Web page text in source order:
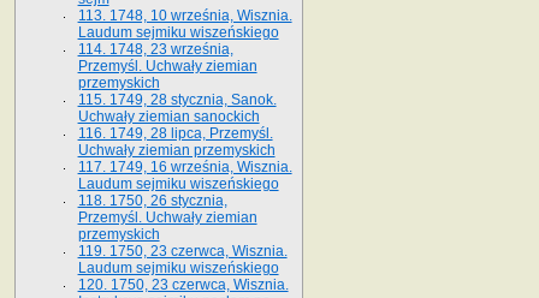
113. 1748, 10 września, Wisznia.
Laudum sejmiku wiszeńskiego
114. 1748, 23 września,
Przemyśl. Uchwały ziemian
przemyskich
115. 1749, 28 stycznia, Sanok.
Uchwały ziemian sanockich
116. 1749, 28 lipca, Przemyśl.
Uchwały ziemian przemyskich
117. 1749, 16 września, Wisznia.
Laudum sejmiku wiszeńskiego
118. 1750, 26 stycznia,
Przemyśl. Uchwały ziemian
przemyskich
119. 1750, 23 czerwca, Wisznia.
Laudum sejmiku wiszeńskiego
120. 1750, 23 czerwca, Wisznia.